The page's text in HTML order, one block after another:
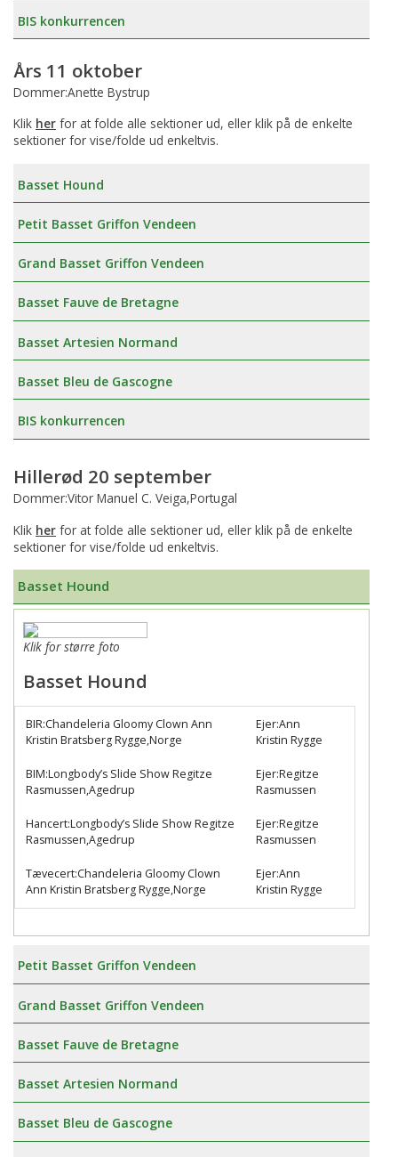
BIS konkurrencen
Års 11 oktober
Dommer:Anette Bystrup
Klik her for at folde alle sektioner ud, eller klik på de enkelte
sektioner for vise/folde ud enkeltvis.
Basset Hound
Petit Basset Griffon Vendeen
Grand Basset Griffon Vendeen
Basset Fauve de Bretagne
Basset Artesien Normand
Basset Bleu de Gascogne
BIS konkurrencen
Hillerød 20 september
Dommer:Vitor Manuel C. Veiga,Portugal
Klik her for at folde alle sektioner ud, eller klik på de enkelte
sektioner for vise/folde ud enkeltvis.
Basset Hound
Klik for større foto
Basset Hound
BIR:Chandeleria Gloomy Clown Ann
Kristin Bratsberg Rygge,Norge
Ejer:Ann
Kristin Rygge
BIM:Longbody’s Slide Show Regitze
Rasmussen,Agedrup
Ejer:Regitze
Rasmussen
Hancert:Longbody’s Slide Show Regitze
Rasmussen,Agedrup
Ejer:Regitze
Rasmussen
Tævecert:Chandeleria Gloomy Clown
Ann Kristin Bratsberg Rygge,Norge
Ejer:Ann
Kristin Rygge
Petit Basset Griffon Vendeen
Grand Basset Griffon Vendeen
Basset Fauve de Bretagne
Basset Artesien Normand
Basset Bleu de Gascogne